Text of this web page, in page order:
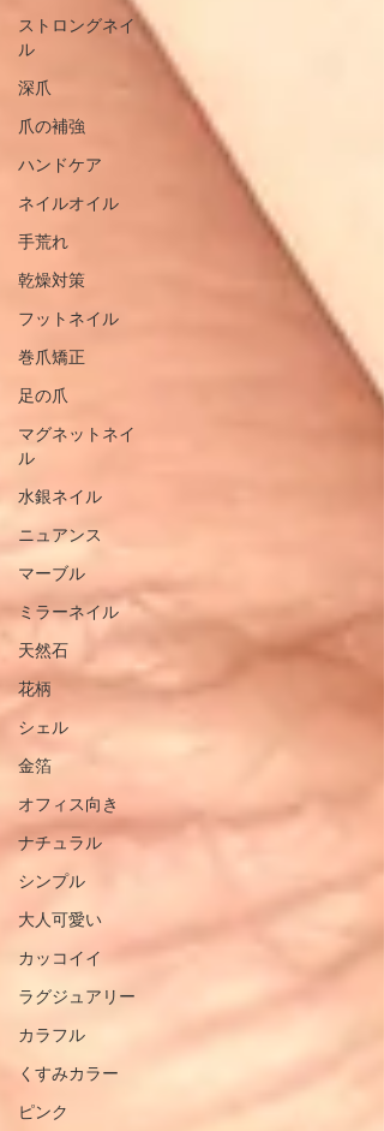
ストロングネイ
ル
深爪
爪の補強
ハンドケア
ネイルオイル
手荒れ
乾燥対策
フットネイル
巻爪矯正
足の爪
マグネットネイ
ル
水銀ネイル
ニュアンス
マーブル
ミラーネイル
天然石
花柄
シェル
金箔
オフィス向き
ナチュラル
シンプル
大人可愛い
カッコイイ
ラグジュアリー
カラフル
くすみカラー
ピンク